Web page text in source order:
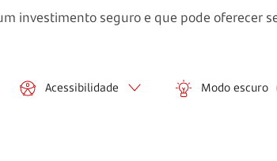
investimento seguro e que pode oferecer
Acessibilidade Modo escuro